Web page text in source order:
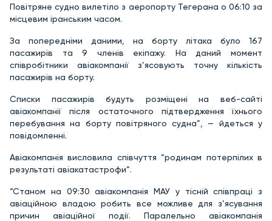
Повітряне судно вилетіло з аеропорту Тегерана о 06:10 за
місцевим іранським часом.
За попередніми даними, на борту літака було 167
пасажирів та 9 членів екіпажу. На даний момент
співробітники авіакомпанії з’ясовують точну кількість
пасажирів на борту.
Списки пасажирів будуть розміщені на веб-сайті
авіакомпанії після остаточного підтвердження їхнього
перебування на борту повітряного судна”, — йдеться у
повідомленні.
Авіакомпанія висловила співчуття “родинам потерпілих в
результаті авіакатастрофи”.
“Станом на 09:30 авіакомпанія МАУ у тісній співпраці з
авіаційною владою робить все можливе для з’ясування
причин авіаційної події. Паралельно авіакомпанія